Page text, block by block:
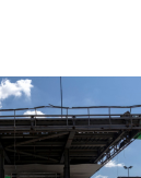
Giá cà phê
Công nghệ
Sành điệu